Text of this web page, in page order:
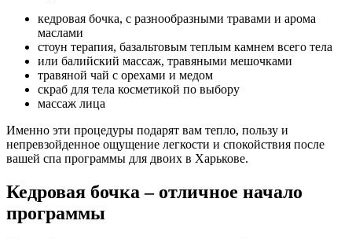
кедровая бочка, с разнообразными травами и арома
маслами
стоун терапия, базальтовым теплым камнем всего тела
или балийский массаж, травяными мешочками
травяной чай с орехами и медом
скраб для тела косметикой по выбору
массаж лица
Именно эти процедуры подарят вам тепло, пользу и
непревзойденное ощущение легкости и спокойствия после
вашей спа программы для двоих в Харькове.
Кедровая бочка – отличное начало
программы